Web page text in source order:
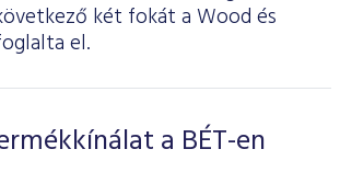
két fokát a Wood és
el.
a BÉT-en